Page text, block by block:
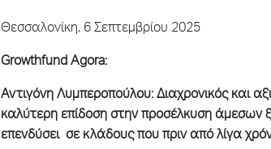
Θεσσαλονίκη, 6 Σεπτεμβρίου 2025
Growthfund Agora:
Αντιγόνη Λυμπεροπούλου: Διαχρονικός και
καλύτερη επίδοση στην προσέλκυση άμεσων
επενδύσει σε κλάδους που πριν από λίγα